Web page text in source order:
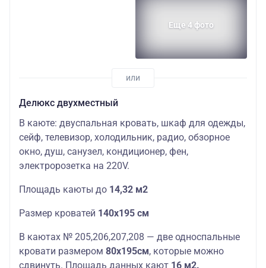
Еще 4 фото
Делюкс двухместный
В каюте: двуспальная кровать, шкаф для одежды,
сейф, телевизор, холодильник, радио, обзорное
окно, душ, санузел, кондиционер, фен,
электророзетка на 220V.
Площадь каюты до 14,32 м2
Размер кроватей 140х195 см
В каютах № 205,206,207,208 — две односпальные
кровати размером 80х195см, которые можно
сдвинуть. Площадь данных кают 16 м2.